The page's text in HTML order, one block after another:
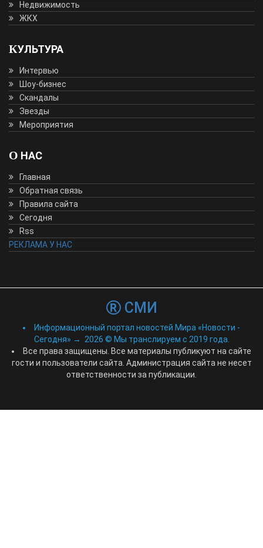
Недвижимость
ЖКХ
КУЛЬТУРА
Интервью
Шоу-бизнес
Скандалы
Звезды
Мероприятия
О НАС
Главная
Обратная связь
Правила сайта
Сегодня
Rss
РЕКЛАМА У НАС
СМИ
Информационный портал новостей Мира «Новости -
Сегодня» → 2026 © Мы транслируем с 2019 года.
Все права защищены. Все материалы публикуют на сайте
гости и пользователи сайта. Администрация сайта не несет
ответственности за публикации.